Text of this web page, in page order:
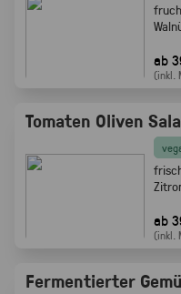
ab
(inkl.
Tomaten Oliven
ab
(inkl.
Fermentierter